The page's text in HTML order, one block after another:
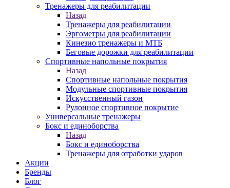
Тренажеры для реабилитации
Назад
Тренажеры для реабилитации
Эргометры для реабилитации
Кинезио тренажеры и МТБ
Беговые дорожки для реабилитации
Спортивные напольные покрытия
Назад
Спортивные напольные покрытия
Модульные спортивные покрытия
Искусственный газон
Рулонное спортивное покрытие
Универсальные тренажеры
Бокс и единоборства
Назад
Бокс и единоборства
Тренажеры для отработки ударов
Акции
Бренды
Блог